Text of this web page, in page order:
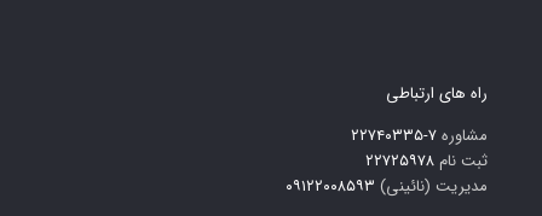
راه های ارتباطی
مشاوره۷-۲۲۷۴۰۳۳۵
ثبت نام ۲۲۷۲۵۹۷۸
مدیریت (نائینی) ۰۹۱۲۲۰۰۸۵۹۳